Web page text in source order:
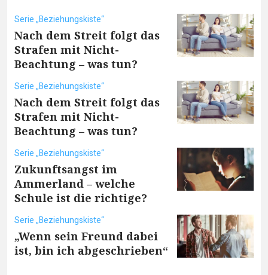
Serie „Beziehungskiste“
Nach dem Streit folgt das
Strafen mit Nicht-
Beachtung – was tun?
Serie „Beziehungskiste“
Nach dem Streit folgt das
Strafen mit Nicht-
Beachtung – was tun?
Serie „Beziehungskiste“
Zukunftsangst im
Ammerland – welche
Schule ist die richtige?
Serie „Beziehungskiste“
„Wenn sein Freund dabei
ist, bin ich abgeschrieben“